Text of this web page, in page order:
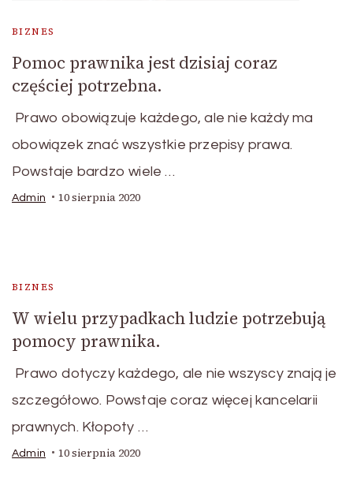
BIZNES
Pomoc prawnika jest dzisiaj coraz
częściej potrzebna.
Prawo obowiązuje każdego, ale nie każdy ma
obowiązek znać wszystkie przepisy prawa.
Powstaje bardzo wiele …
Admin 10 sierpnia 2020
BIZNES
W wielu przypadkach ludzie potrzebują
pomocy prawnika.
Prawo dotyczy każdego, ale nie wszyscy znają je
szczegółowo. Powstaje coraz więcej kancelarii
prawnych. Kłopoty …
Admin 10 sierpnia 2020